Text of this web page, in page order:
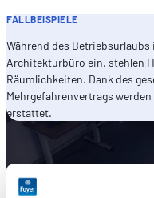
FALLBEISPIELE
Während des
Architekturbüro ein, stehlen
Räumlichkeiten. Dank des
Mehrgefahrenvertrags
erstattet.